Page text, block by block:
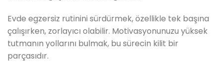
Evde egzersiz rutinini sürdürmek, özellikle tek başına
çalışırken, zorlayıcı olabilir. Motivasyonunuzu yüksek
tutmanın yollarını bulmak, bu sürecin kilit bir
parçasıdır.